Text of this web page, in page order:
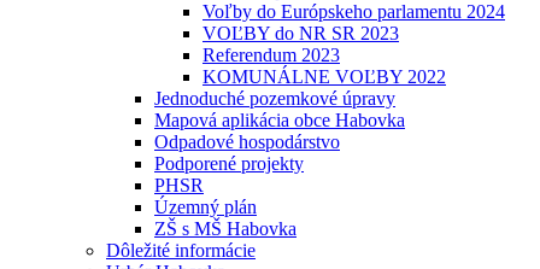
Voľby do Európskeho parlamentu 2024
VOĽBY do NR SR 2023
Referendum 2023
KOMUNÁLNE VOĽBY 2022
Jednoduché pozemkové úpravy
Mapová aplikácia obce Habovka
Odpadové hospodárstvo
Podporené projekty
PHSR
Územný plán
ZŠ s MŠ Habovka
Dôležité informácie